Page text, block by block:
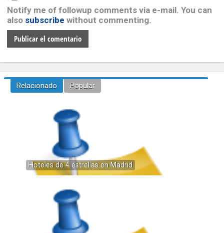
Notify me of followup comments via e-mail. You can
also subscribe without commenting.
Relacionado Popular
Hoteles de 4 estrellas en Madrid